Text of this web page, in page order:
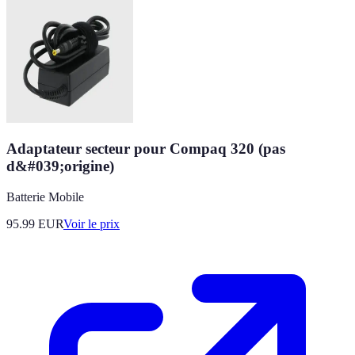
Adaptateur secteur pour Compaq 320 (pas
d&#039;origine)
Batterie Mobile
95.99 EURVoir le prix